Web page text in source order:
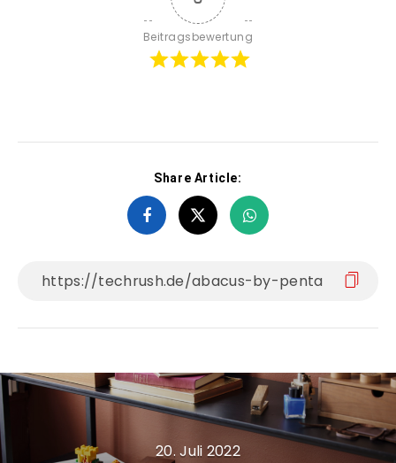
Beitragsbewertung
Share Article:
20. Juli 2022